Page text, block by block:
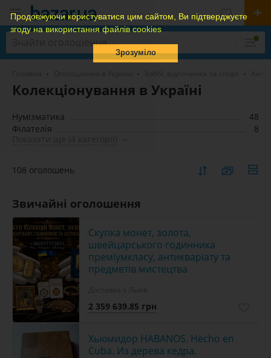
Продовжуючи користуватися цим сайтом, Ви підтверджуєте
згоду на використання файлів cookies
Зрозуміло
Колекціонування в Україні
Нумізматика
48
Філателія
8
108 оголошень
Звичайні оголошення
Скупка монет, золота,
швейцарського годинника
преміумкласу, антикваріату та
предметів мистецтва
2 359 639.85 грн
Хьюмидор HABANOS. Hecho en
Cuba. Из дерева кедра.